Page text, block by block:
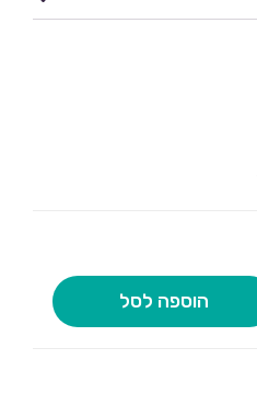
הוספה לסל